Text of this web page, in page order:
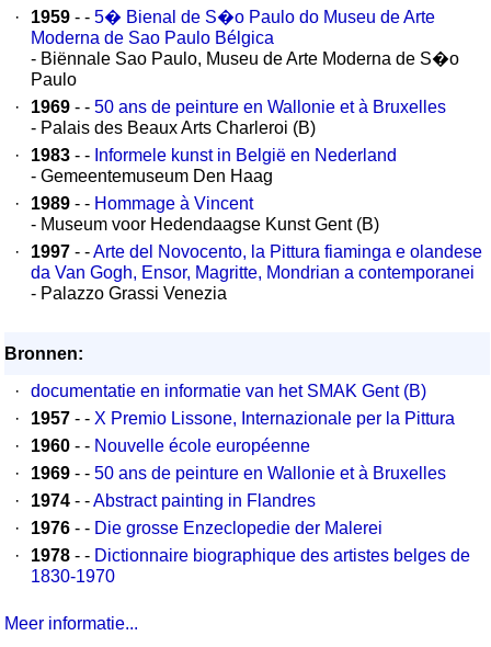
·
1959 - - 5� Bienal de S�o Paulo do Museu de Arte
Moderna de Sao Paulo Bélgica
- Biënnale Sao Paulo, Museu de Arte Moderna de S�o
Paulo
·
1969 - - 50 ans de peinture en Wallonie et à Bruxelles
- Palais des Beaux Arts Charleroi (B)
·
1983 - - Informele kunst in België en Nederland
- Gemeentemuseum Den Haag
·
1989 - - Hommage à Vincent
- Museum voor Hedendaagse Kunst Gent (B)
·
1997 - -Arte del Novocento, la Pittura fiaminga e olandese
da Van Gogh, Ensor, Magritte, Mondrian a contemporanei
- Palazzo Grassi Venezia
Bronnen:
·
documentatie en informatie van het SMAK Gent (B)
·
1957 - - X Premio Lissone, Internazionale per la Pittura
·
1960 - - Nouvelle école européenne
·
1969 - - 50 ans de peinture en Wallonie et à Bruxelles
·
1974 - -Abstract painting in Flandres
·
1976 - - Die grosse Enzeclopedie der Malerei
·
1978 - - Dictionnaire biographique des artistes belges de
1830-1970
Meer informatie...